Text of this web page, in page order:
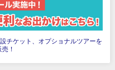
チケット、オプショナルツアーを
売！